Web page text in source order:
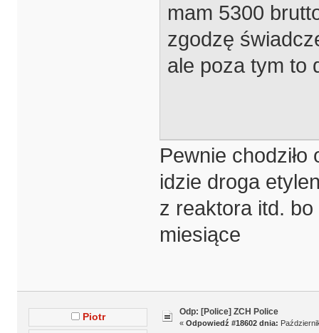
mam 5300
zgodzę
ale poza tym to
Pewnie chodziło
idzie droga
z reaktora itd.
miesiące
Piotr Odp: [Police] ZCH Police
« Odpowiedź #18602 dnia: